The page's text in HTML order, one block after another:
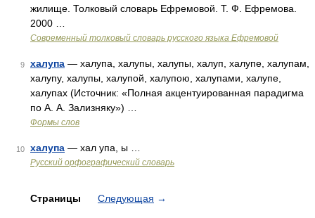
жилище. Толковый словарь Ефремовой. Т. Ф. Ефремова.
2000 …
Современный толковый словарь русского языка Ефремовой
9 халупа — халупа, халупы, халупы, халуп, халупе, халупам,
халупу, халупы, халупой, халупою, халупами, халупе,
халупах (Источник: «Полная акцентуированная парадигма
по А. А. Зализняку») …
Формы слов
10 халупа — хал упа, ы …
Русский орфографический словарь
Страницы Следующая →